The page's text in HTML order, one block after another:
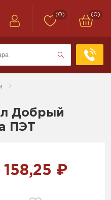
(0) (0)
л Добрый
ПЭТ
158,25 ₽